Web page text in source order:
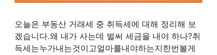
오늘은 부동산 거래세 중 취득세에 대해 정리해 보
겠습니다.왜 내가 사는데 벌써 세금을 내야 하나?취
득세는누가내는것이고얼마를내야하는지한번볼게